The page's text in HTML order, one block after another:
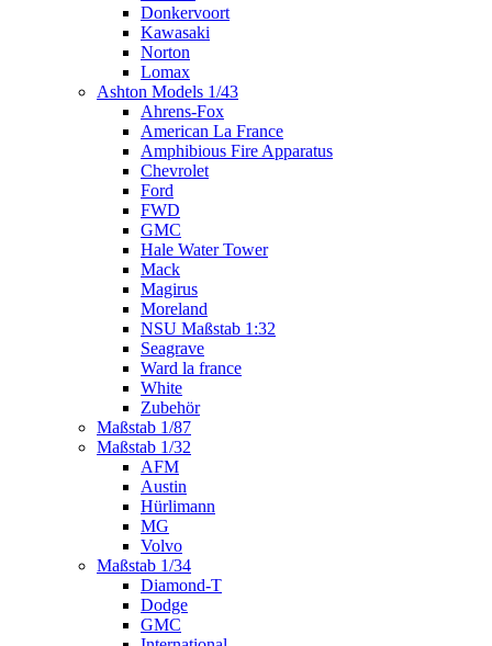
Donkervoort
Kawasaki
Norton
Lomax
Ashton Models 1/43
Ahrens-Fox
American La France
Amphibious Fire Apparatus
Chevrolet
Ford
FWD
GMC
Hale Water Tower
Mack
Magirus
Moreland
NSU Maßstab 1:32
Seagrave
Ward la france
White
Zubehör
Maßstab 1/87
Maßstab 1/32
AFM
Austin
Hürlimann
MG
Volvo
Maßstab 1/34
Diamond-T
Dodge
GMC